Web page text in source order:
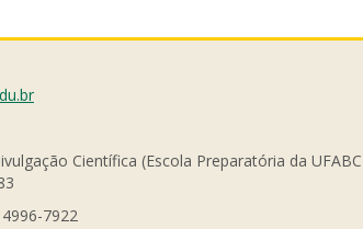
Científica (Escola Preparatória da
7922